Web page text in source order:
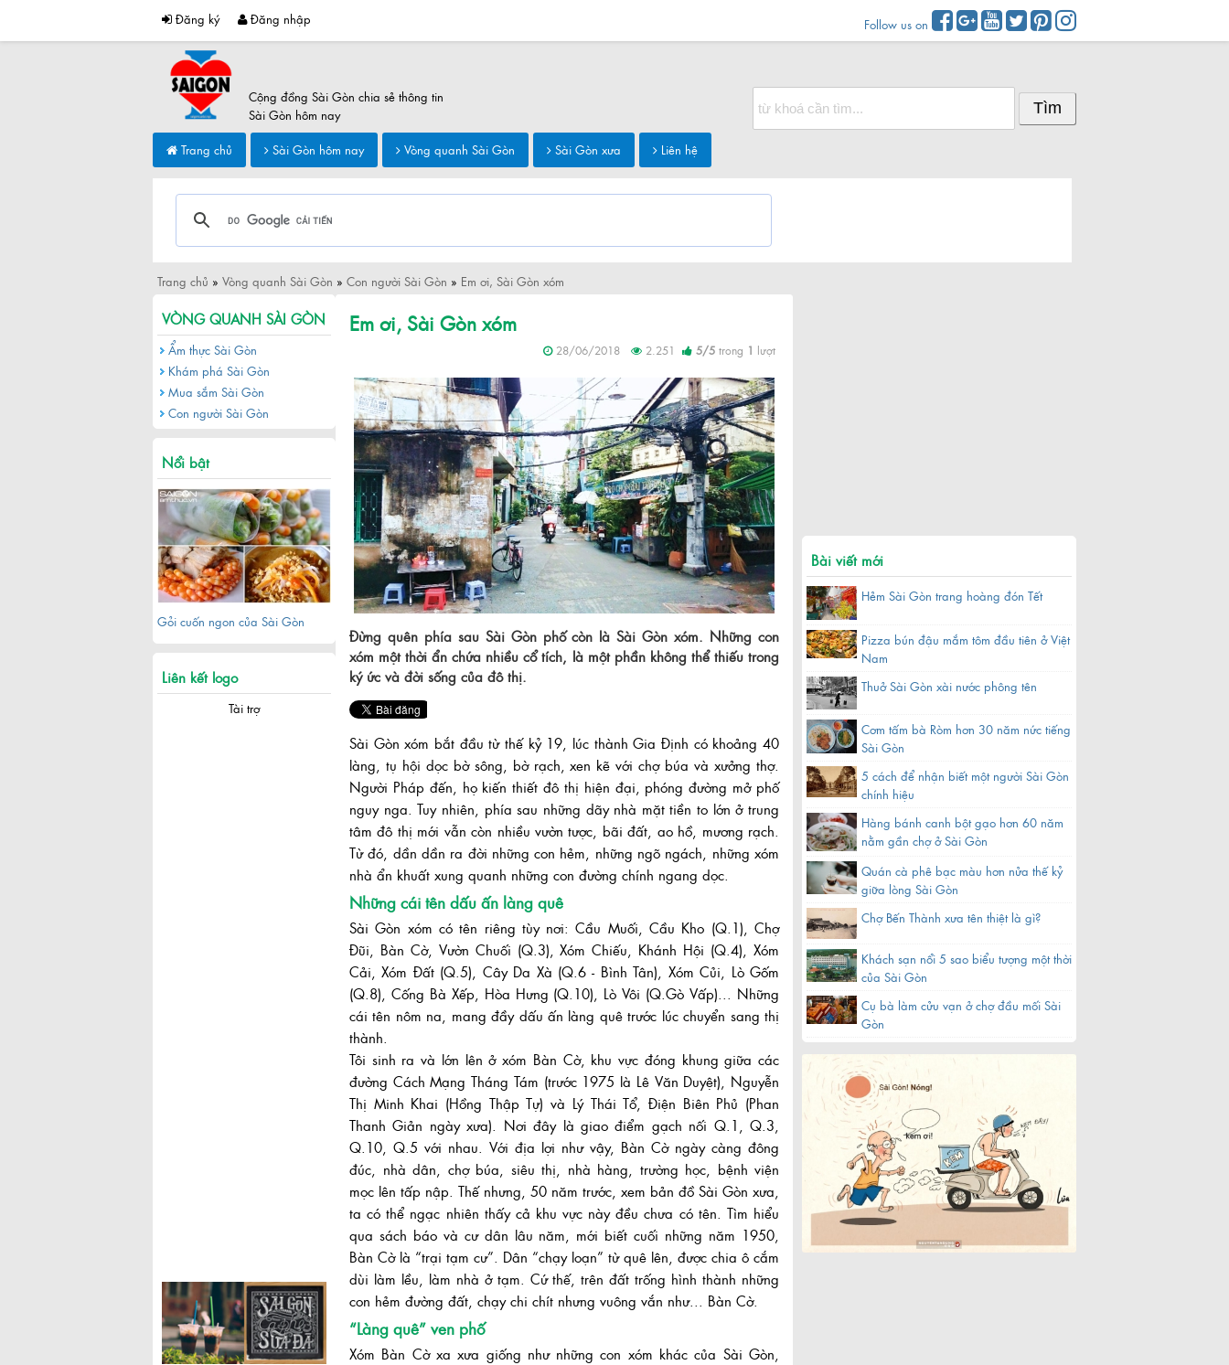
Đăng ký Đăng nhập Follow us on
Cộng đồng Sài Gòn chia sẻ thông tin
Sài Gòn hôm nay
Trang chủ
Sài Gòn hôm nay Vòng quanh Sài Gòn Sài Gòn xưa Liên hệ
Trang chủ » Vòng quanh Sài Gòn » Con người Sài Gòn » Em ơi, Sài Gòn xóm
Em ơi, Sài Gòn xóm
28/06/2018 2.251 5/5 trong 1 lượt
Đừng quên phía sau Sài Gòn phố còn là Sài Gòn xóm. Những con
xóm một thời ẩn chứa nhiều cổ tích, là một phần không thể thiếu trong
ký ức và đời sống của đô thị.
Sài Gòn xóm bắt đầu từ thế kỷ 19, lúc thành Gia Định có khoảng 40
làng, tụ hội dọc bờ sông, bờ rạch, xen kẽ với chợ búa và xưởng thợ.
Người Pháp đến, họ kiến thiết đô thị hiện đại, phóng đường mở phố
nguy nga. Tuy nhiên, phía sau những dãy nhà mặt tiền to lớn ở trung
tâm đô thị mới vẫn còn nhiều vườn tược, bãi đất, ao hồ, mương rạch.
Từ đó, dần dần ra đời những con hẻm, những ngõ ngách, những xóm
nhà ẩn khuất xung quanh những con đường chính ngang dọc.
Những cái tên dấu ấn làng quê
Sài Gòn xóm có tên riêng tùy nơi: Cầu Muối, Cầu Kho (Q.1), Chợ
Đũi, Bàn Cờ, Vườn Chuối (Q.3), Xóm Chiếu, Khánh Hội (Q.4), Xóm
Cải, Xóm Đất (Q.5), Cây Da Xà (Q.6 - Bình Tân), Xóm Củi, Lò Gốm
(Q.8), Cống Bà Xếp, Hòa Hưng (Q.10), Lò Vôi (Q.Gò Vấp)... Những
cái tên nôm na, mang đầy dấu ấn làng quê trước lúc chuyển sang thị
thành.
Tôi sinh ra và lớn lên ở xóm Bàn Cờ, khu vực đóng khung giữa các
đường Cách Mạng Tháng Tám (trước 1975 là Lê Văn Duyệt), Nguyễn
Thị Minh Khai (Hồng Thập Tự) và Lý Thái Tổ, Điện Biên Phủ (Phan
Thanh Giản ngày xưa). Nơi đây là giao điểm gạch nối Q.1, Q.3,
Q.10, Q.5 với nhau. Với địa lợi như vậy, Bàn Cờ ngày càng đông
đúc, nhà dân, chợ búa, siêu thị, nhà hàng, trường học, bệnh viện
mọc lên tấp nập. Thế nhưng, 50 năm trước, xem bản đồ Sài Gòn xưa,
ta có thể ngạc nhiên thấy cả khu vực này đều chưa có tên. Tìm hiểu
qua sách báo và cư dân lâu năm, mới biết cuối những năm 1950,
Bàn Cờ là “trại tạm cư”. Dân “chạy loạn” từ quê lên, được chia ô cắm
dùi làm lều, làm nhà ở tạm. Cứ thế, trên đất trống hình thành những
con hẻm đường đất, chạy chi chít nhưng vuông vắn như... Bàn Cờ.
“Làng quê” ven phố
Xóm Bàn Cờ xa xưa giống như những con xóm khác của Sài Gòn,
VÒNG QUANH SÀI GÒN
Ẩm thực Sài Gòn
Khám phá Sài Gòn
Mua sắm Sài Gòn
Con người Sài Gòn
Nổi bật
năm quy hoạch
Gỏi cuốn ngon của Sài Gòn
Liên kết logo
Tài trợ
Bài viết mới
Hẻm Sài Gòn trang hoàng đón Tết
Pizza bún đậu mắm tôm đầu tiên ở Việt
Nam
Thuở Sài Gòn xài nước phông tên
Cơm tấm bà Ròm hơn 30 năm nức tiếng
Sài Gòn
5 cách để nhận biết một người Sài Gòn
chính hiệu
Hàng bánh canh bột gạo hơn 60 năm
nằm gần chợ ở Sài Gòn
Quán cà phê bạc màu hơn nửa thế kỷ
giữa lòng Sài Gòn
Chợ Bến Thành xưa tên thiệt là gì?
Khách sạn nổi 5 sao biểu tượng một thời
của Sài Gòn
Cụ bà làm cửu vạn ở chợ đầu mối Sài
Gòn